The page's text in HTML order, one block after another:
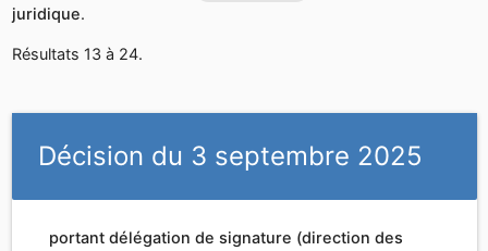
juridique.
Résultats 13 à 24.
Décision du 3 septembre 2025
portant délégation de signature (direction des